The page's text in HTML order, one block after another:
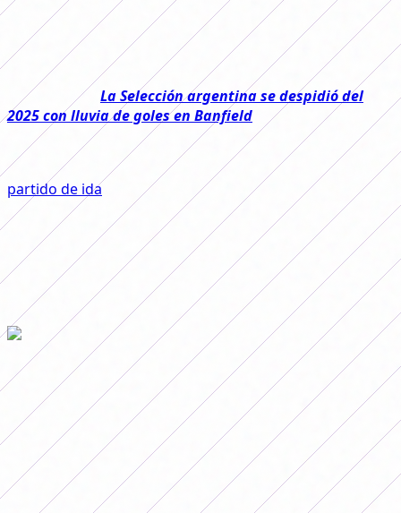
Segundo Torneo Femenino 2025
. Por un lado se
enfrentarán
Boca y Racing y, por el otro, Belgrano y
River.
Leé también: La Selección argentina se despidió del
2025 con lluvia de goles en Banfield
El primero de los encuentros se dará en Casa Amarilla,
donde Las Gladiadoras recibirán a las Académicas. En el
partido de ida, con goles de Agostina Holzheier y Sindy
Ramírez, el equipo de Héctor Bracamonte se quedó con
la victoria en el Tita Mattiussi.
El encuentro se jugará
a partir de las 17:00 y podrá
verse por la pantalla de
TNT Sports
y por la aplicación
LPF Play